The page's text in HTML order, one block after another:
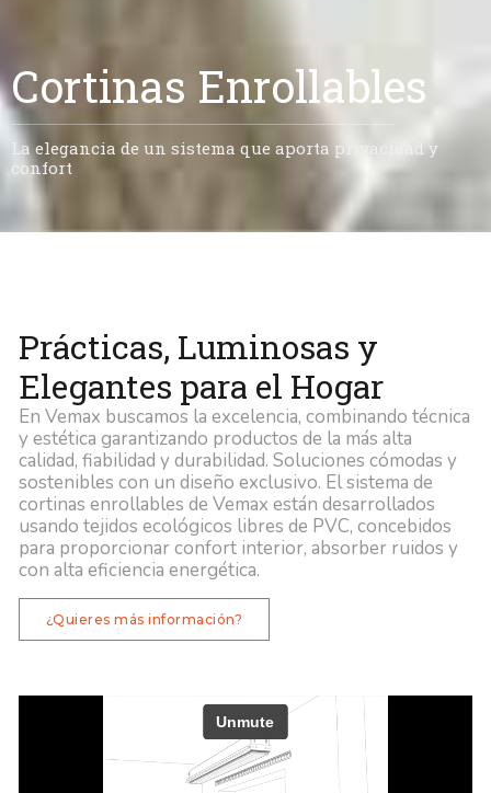
Cortinas Enrollables
La elegancia de un sistema que aporta privacidad y
confort
Prácticas, Luminosas y
Elegantes para el Hogar
En Vemax buscamos la excelencia, combinando técnica
y estética garantizando productos de la más alta
calidad, fiabilidad y durabilidad. Soluciones cómodas y
sostenibles con un diseño exclusivo. El sistema de
cortinas enrollables de Vemax están desarrollados
usando tejidos ecológicos libres de PVC, concebidos
para proporcionar confort interior, absorber ruidos y
con alta eficiencia energética.
¿Quieres más información?